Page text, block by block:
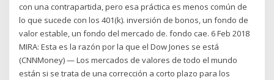
con una contrapartida, pero esa práctica es menos común de
lo que sucede con los 401(k). inversión de bonos, un fondo de
valor estable, un fondo del mercado de. fondo cae. 6 Feb 2018
MIRA: Esta es la razón por la que el Dow Jones se está
(CNNMoney) — Los mercados de valores de todo el mundo
están si se trata de una corrección a corto plazo para los